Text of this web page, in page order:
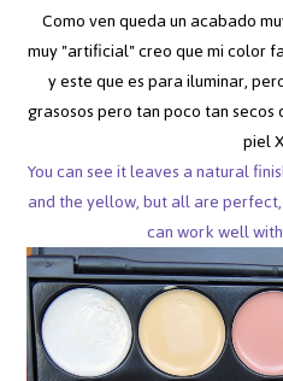
Como ven queda un acabado
muy "artificial" creo que mi color
y este que es para iluminar,
grasosos pero tan poco tan
piel
You can see it leaves a natural
and the yellow, but all are
can work well